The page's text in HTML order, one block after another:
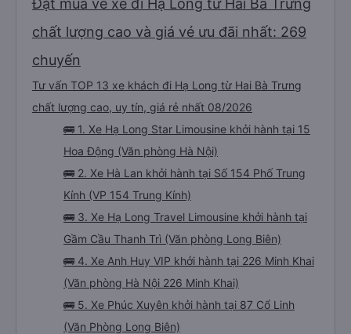
Đặt mua vé xe đi Hạ Long từ Hai Bà Trưng
chất lượng cao và giá vé ưu đãi nhất: 269
chuyến
Tư vấn TOP 13 xe khách đi Hạ Long từ Hai Bà Trưng
chất lượng cao, uy tín, giá rẻ nhất 08/2026
🚌 1. Xe Hạ Long Star Limousine khởi hành tại 15
Hoa Động (Văn phòng Hà Nội)
🚌 2. Xe Hà Lan khởi hành tại Số 154 Phố Trung
Kính (VP 154 Trung Kính)
🚌 3. Xe Hạ Long Travel Limousine khởi hành tại
Gầm Cầu Thanh Trì (Văn phòng Long Biên)
🚌 4. Xe Anh Huy VIP khởi hành tại 226 Minh Khai
(Văn phòng Hà Nội 226 Minh Khai)
🚌 5. Xe Phúc Xuyên khởi hành tại 87 Cổ Linh
(Văn Phòng Long Biên)